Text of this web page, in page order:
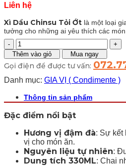
Liên hệ
Xì Dầu Chinsu Tỏi Ớt là một loại
tưởng cho những ai yêu thích các
Xì
Dầu
Chinsu
Tỏi
Ớt
số
lượng
Thêm vào giỏ Mua ngay
Gọi điện để được tư vấn:
Danh mục: GIA VỊ ( Condimente )
Thông tin sản phẩm
Đặc điểm nổi bật
Hương vị đậm đà: Sự kết
vị cho món ăn.
Nguyên liệu tự nhiên:
Dung tích 330ML: Chai